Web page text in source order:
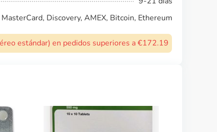
Discovery, AMEX, Bitcoin, Ethereum
estándar) en pedidos superiores a €172.19